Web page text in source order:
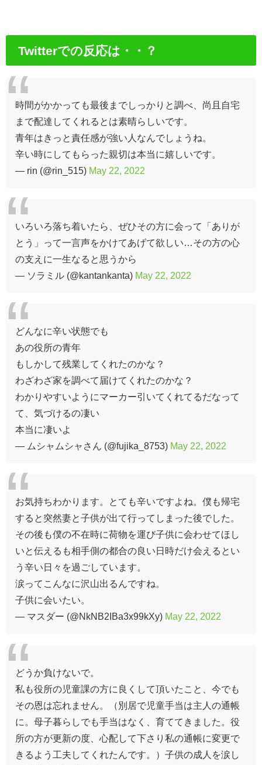
Twitterでの反応は・・？
時間がかかっても最後までしっかりと調べ、尚且自宅
まで配達してくれるとは素晴らしいです。
青年はきっと責任感が強い人なんでしょうね。
辛い時にしてもらった親切は本当に嬉しいです。
— rin (@rin_515) May 22, 2022
いろいろ落ち着いたら、ぜひその方に会って「ありが
とう」って一言声をかけてあげて欲しい…その方の心
の支えに一生なると思うから
— ソラミル (@kantankanta) May 22, 2022
どんなに辛い状態でも
あの役所の青年
もしかして残業してくれたのかな？
わざわざ家を調べて届けてくれたのかな？
わかりやすいようにマーカー引いてくれてるだなって
て、気づけるの凄い
本当に凄いよ
— ムシャムシャさん (@fujika_8753) May 22, 2022
お気持ちわかります。とても辛いですよね。僕も帰宅
すると突然妻と子供が出て行ってしまった後でした。
その後も僕の不在時に荷物を運び子供に会わせてほし
いと伝えるも相手側の都合の良い日時だけ会えるとい
う辛い日々を過ごしています。
涙ってこんなに沢山出るんですね。
子供に会いたい。
— マスダー (@NkNB2IBa3x99kXy) May 22, 2022
どうか負けないで。
私も役所の児童課の方に良くして頂いたこと、今でも
その恩は忘れません。（別居で児童手当は主人の通帳
に。母子暮らしでも手当はなく、育ててきました。役
所の方が更新の度、心配して下さり私の通帳に変更で
きるよう工夫してくれたんです。）子供の成人を涙し